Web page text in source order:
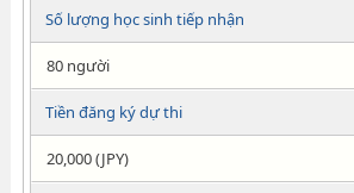
Số lượng học sinh tiếp nhận
80 người
Tiền đăng ký dự thi
20,000 (JPY)